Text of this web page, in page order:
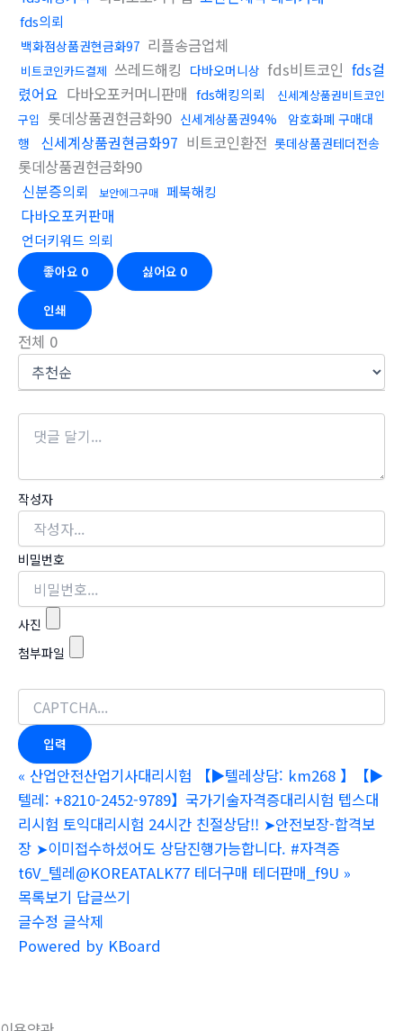
fds의뢰
백화점상품권현금화97 리플송금업체
비트코인카드결제 쓰레드해킹 다바오머니상 fds비트코인 fds걸
렸어요 다바오포커머니판매 fds해킹의뢰
신세계상품권비트코인
구입
롯데상품권현금화90 신세계상품권94%
암호화폐 구매대
행
신세계상품권현금화97 비트코인환전 롯데상품권테더전송
롯데상품권현금화90
신분증의뢰
보안에그구매 페북해킹
다바오포커판매
언더키워드 의뢰
좋아요 0 싫어요 0
인쇄
전체 0
작성자
비밀번호
사진
첨부파일
« 산업안전산업기사대리시험 【▶텔레상담: km268 】【▶
텔레: +8210-2452-9789】국가기술자격증대리시험 텝스대
리시험 토익대리시험 24시간 친절상담!! ➤안전보장-합격보
장 ➤이미접수하셨어도 상담진행가능합니다. #자격증
t6V_텔레@KOREATALK77 테더구매 테더판매_f9U »
목록보기 답글쓰기
글수정 글삭제
Powered by KBoard